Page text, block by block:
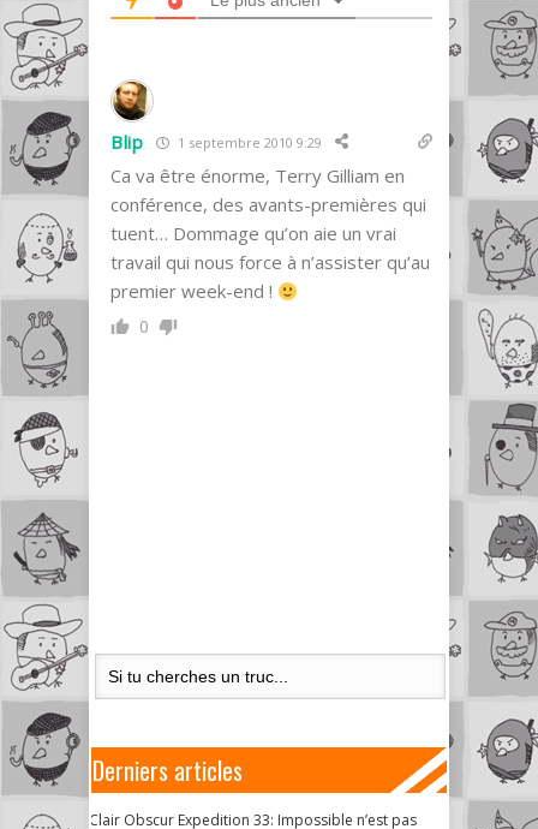
Blip 1 septembre 2010 9:29
Ca va être énorme, Terry Gilliam en
conférence, des avants-premières qui
tuent… Dommage qu’on aie un vrai
travail qui nous force à n’assister qu’au
premier week-end !
0
Derniers articles
Clair Obscur Expedition 33: Impossible n’est pas